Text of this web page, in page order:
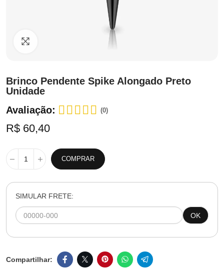
Clique para ampliar
Brinco Pendente Spike Alongado Preto
Unidade
Avaliação:
(0)
R$ 60,40
COMPRAR
SIMULAR FRETE:
OK